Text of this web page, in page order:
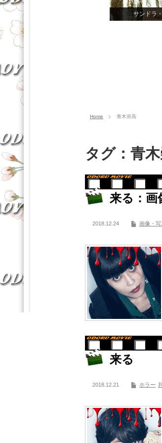
Home 青木崇高
タグ：青
来る：画
2018.12.24 画像・
来る
2018.12.21 ホラー